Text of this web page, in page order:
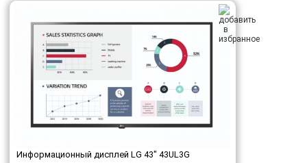
Информационный дисплей LG 43" 43UL3G